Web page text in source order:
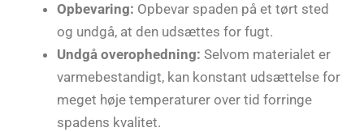
Opbevaring: Opbevar spaden på et tørt sted
og undgå, at den udsættes for fugt.
Undgå overophedning: Selvom materialet er
varmebestandigt, kan konstant udsættelse for
meget høje temperaturer over tid forringe
spadens kvalitet.